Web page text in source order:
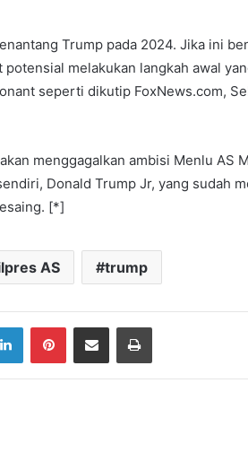
Trump pada 2024. Jika ini
melakukan langkah awal
seperti dikutip FoxNews.com,
menggagalkan ambisi Menlu AS
Donald Trump Jr, yang sudah
[*]
AS trump
LinkedInPinterestShare via Email Print